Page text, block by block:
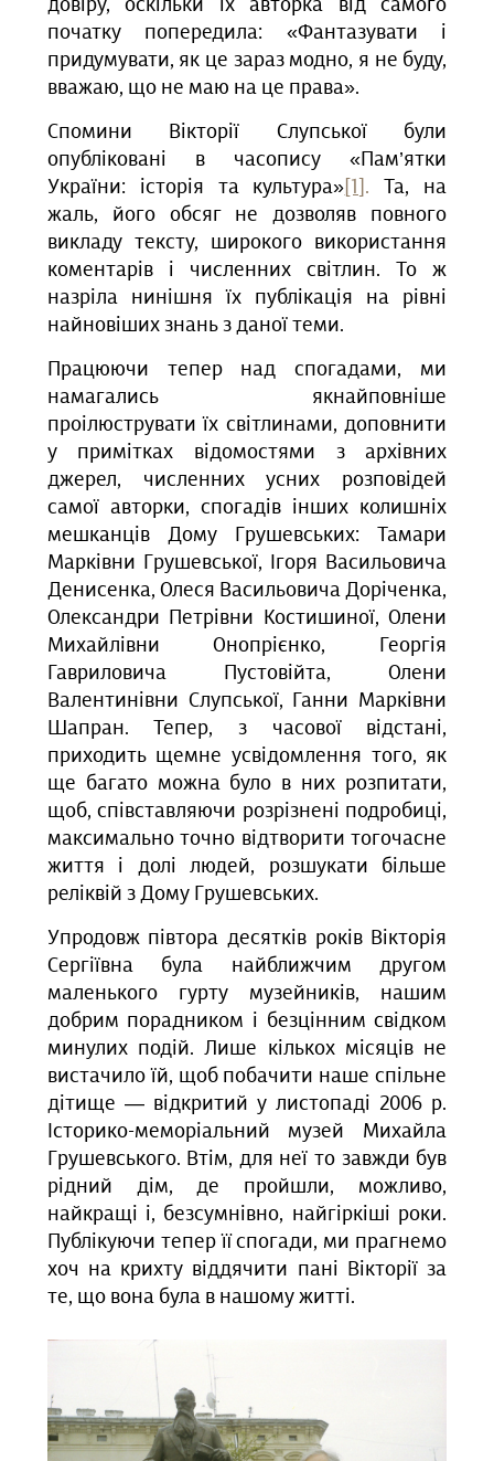
довіру, оскільки їх авторка від самого
початку попередила: «Фантазувати і
придумувати, як це зараз модно, я не буду,
вважаю, що не маю на це права».
Спомини Вікторії Слупської були
опубліковані в часопису «Пам’ятки
України: історія та культура» [1] .
Та, на
жаль, його обсяг не дозволяв повного
викладу тексту, широкого використання
коментарів і численних світлин. То ж
назріла нинішня їх публікація на рівні
найновіших знань з даної теми.
Працюючи тепер над спогадами, ми
намагались якнайповніше
проілюструвати їх світлинами, доповнити
у примітках відомостями з архівних
джерел, численних усних розповідей
самої авторки, спогадів інших колишніх
мешканців Дому Грушевських: Тамари
Марківни Грушевської, Ігоря Васильовича
Денисенка, Олеся Васильовича Доріченка,
Олександри Петрівни Костишиної, Олени
Михайлівни Онопрієнко, Георгія
Гавриловича Пустовійта, Олени
Валентинівни Слупської, Ганни Марківни
Шапран. Тепер, з часової відстані,
приходить щемне усвідомлення того, як
ще багато можна було в них розпитати,
щоб, співставляючи розрізнені подробиці,
максимально точно відтворити тогочасне
життя і долі людей, розшукати більше
реліквій з Дому Грушевських.
Упродовж півтора десятків років Вікторія
Сергіївна була найближчим другом
маленького гурту музейників, нашим
добрим порадником і безцінним свідком
минулих подій. Лише кількох місяців не
вистачило їй, щоб побачити наше спільне
дітище — відкритий у листопаді 2006 р.
Історико-меморіальний музей Михайла
Грушевського. Втім, для неї то завжди був
рідний дім, де пройшли, можливо,
найкращі і, безсумнівно, найгіркіші роки.
Публікуючи тепер її спогади, ми прагнемо
хоч на крихту віддячити пані Вікторії за
те, що вона була в нашому житті.